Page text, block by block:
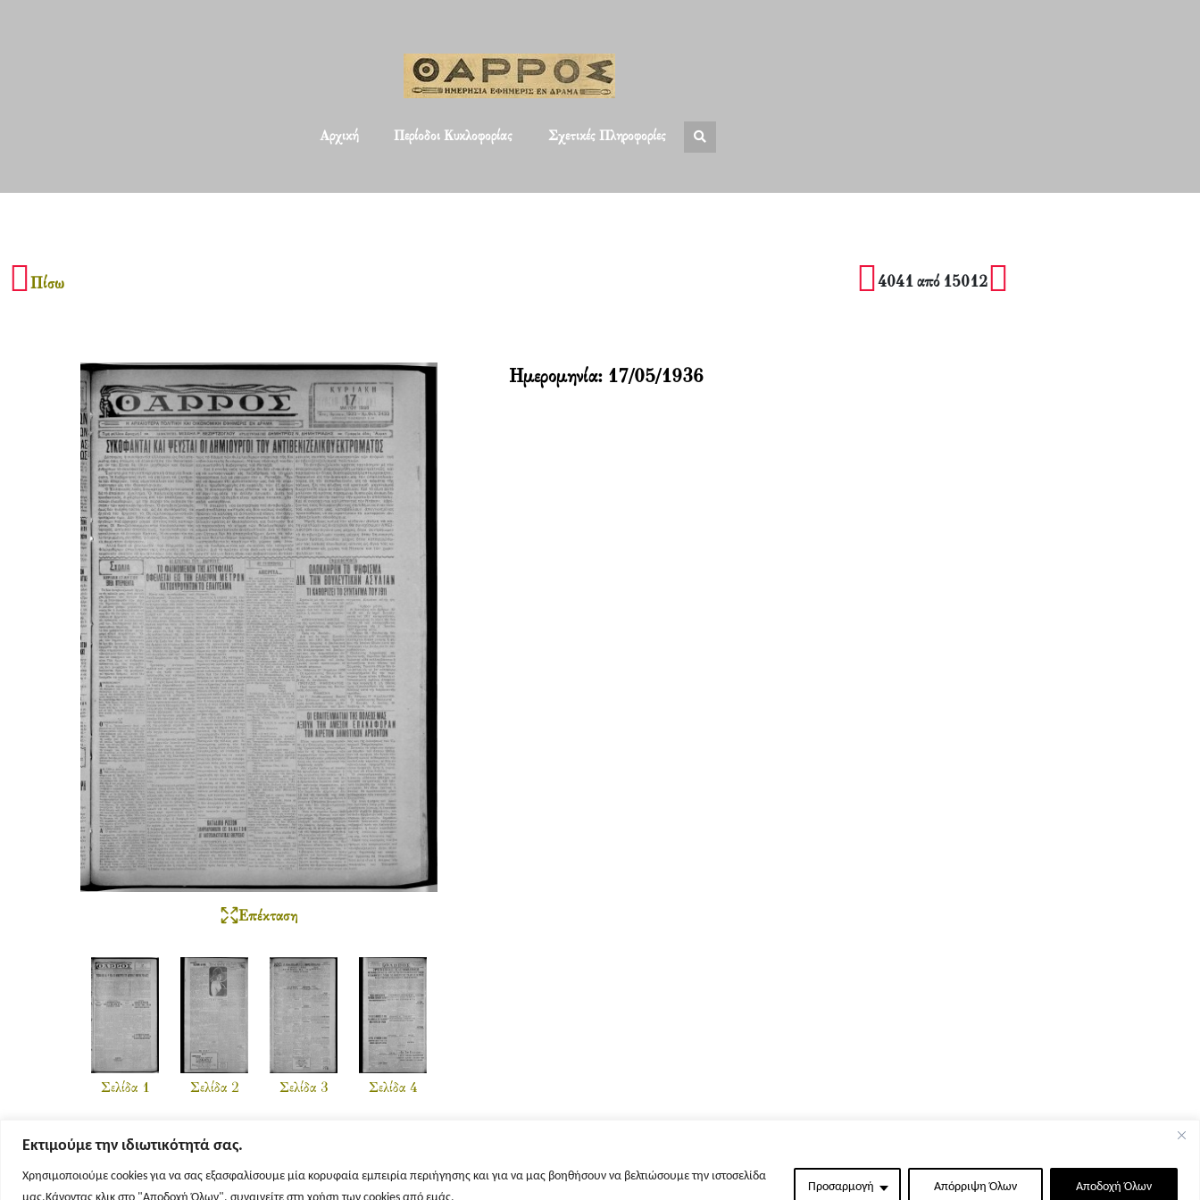
Εκτιμούμε την ιδιωτικότητά σας.
Χρησιμοποιούμε cookies για να σας εξασφαλίσουμε μία κορυφαία εμπειρία περιήγησης και για να μας βοηθήσουν να βελτιώσουμε την ιστοσελίδα
μας.Κάνοντας κλικ στο "Αποδοχή Όλων", συναινείτε στη χρήση των cookies από εμάς.
Προσαρμογή Απόρριψη Όλων Αποδοχή Όλων
Αρχική Περίοδοι Κυκλοφορίας Σχετικές Πληροφορίες
Πίσω 4041 από 15012
Επέκταση
Σελίδα 1 Σελίδα 2 Σελίδα 3 Σελίδα 4
Ημερομηνία: 17/05/1936